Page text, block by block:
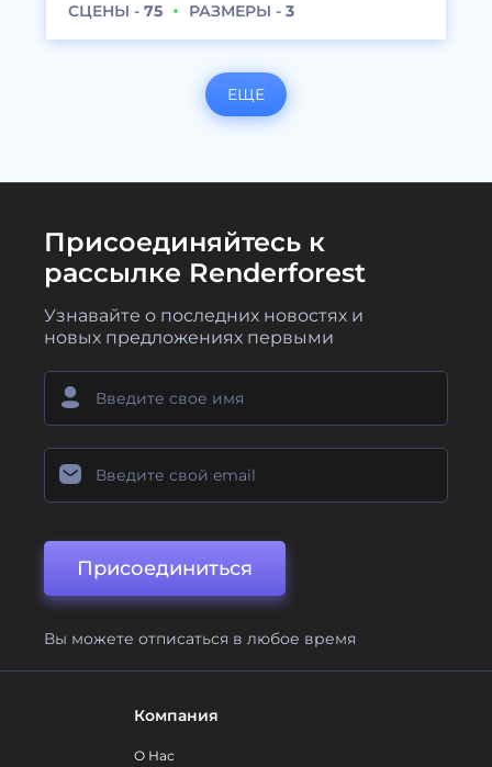
СЦЕНЫ - 75 РАЗМЕРЫ - 3
ЕЩЕ
Присоединяйтесь к
рассылке Renderforest
Узнавайте о последних новостях и
новых предложениях первыми
Присоединиться
Вы можете отписаться в любое время
Компания
О Нас